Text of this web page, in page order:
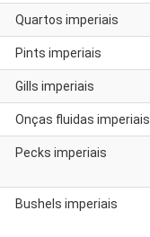
Quartos imperiais
Pints imperiais
Gills imperiais
Onças fluidas imperiais
Pecks imperiais
Bushels imperiais